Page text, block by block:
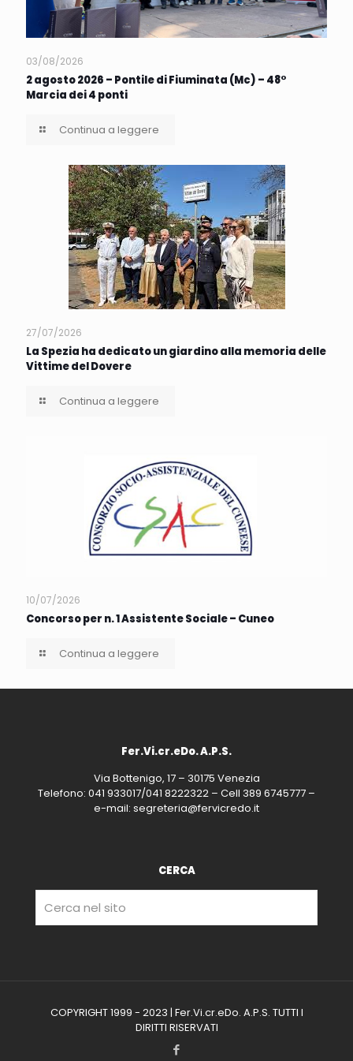
03/08/2026
2 agosto 2026 – Pontile di Fiuminata (Mc) – 48°
Marcia dei 4 ponti
Continua a leggere
27/07/2026
La Spezia ha dedicato un giardino alla memoria delle
Vittime del Dovere
Continua a leggere
10/07/2026
Concorso per n. 1 Assistente Sociale – Cuneo
Continua a leggere
Fer.Vi.cr.eDo. A.P.S.
Via Bottenigo, 17 – 30175 Venezia
Telefono: 041 933017/041 8222322 – Cell 389 6745777 –
e-mail: segreteria@fervicredo.it
CERCA
COPYRIGHT 1999 - 2023 | Fer.Vi.cr.eDo. A.P.S. TUTTI I
DIRITTI RISERVATI